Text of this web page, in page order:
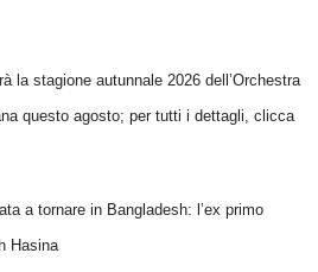
la stagione autunnale 2026 dell’Orchestra
questo agosto; per tutti i dettagli, clicca
a tornare in Bangladesh: l’ex primo
Hasina